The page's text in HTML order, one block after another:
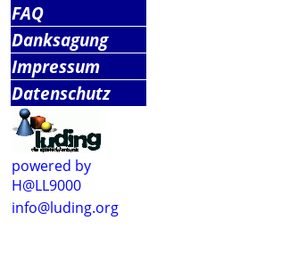
FAQ
Danksagung
Impressum
Datenschutz
powered by
H@LL9000
info@luding.org